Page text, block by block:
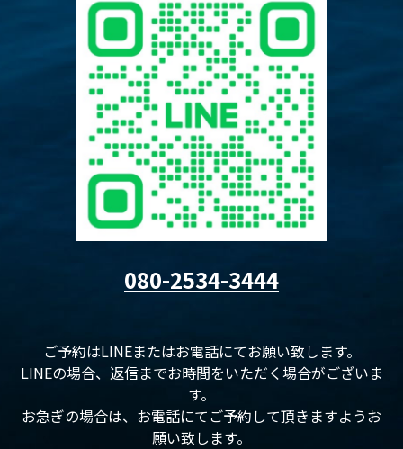
080-2534-3444
ご予約はLINEまたはお電話にてお願い致します。
LINEの場合、返信までお時間をいただく場合がございま
す。
お急ぎの場合は、お電話にてご予約して頂きますようお
願い致します。